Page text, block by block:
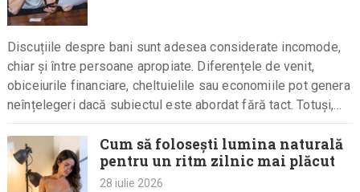
Discuțiile despre bani sunt adesea considerate incomode,
chiar și între persoane apropiate. Diferențele de venit,
obiceiurile financiare, cheltuielile sau economiile pot genera
neînțelegeri dacă subiectul este abordat fără tact. Totuși,
Cum să folosești lumina naturală
pentru un ritm zilnic mai plăcut
28 iulie 2026